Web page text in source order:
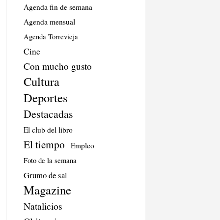
Agenda fin de semana
Agenda mensual
Agenda Torrevieja
Cine
Con mucho gusto
Cultura
Deportes
Destacadas
El club del libro
El tiempo Empleo
Foto de la semana
Grumo de sal
Magazine
Natalicios